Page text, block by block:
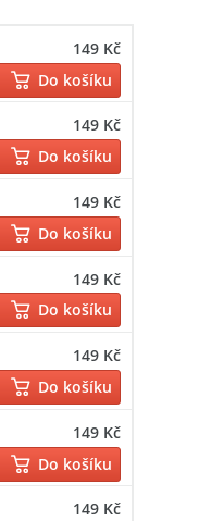
149 Kč
Do košíku
149 Kč
Do košíku
149 Kč
Do košíku
149 Kč
Do košíku
149 Kč
Do košíku
149 Kč
Do košíku
149 Kč